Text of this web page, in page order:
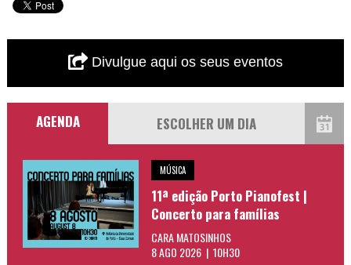
Divulgue aqui os seus eventos
AGENDA
MÚSICA
11ª edição Porto Pianofest |
Concerto para famílias
CARA MATOSINHOS
8 AGO 2026 | 10H30